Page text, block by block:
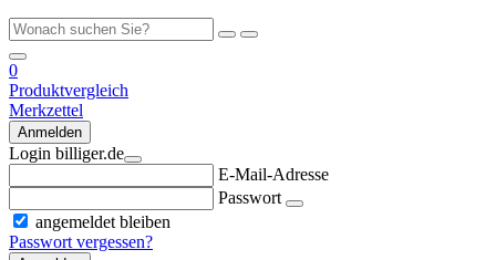
0
Produktvergleich
Merkzettel
Anmelden
Login billiger.de
E-Mail-Adresse
Passwort
angemeldet bleiben
Passwort vergessen?